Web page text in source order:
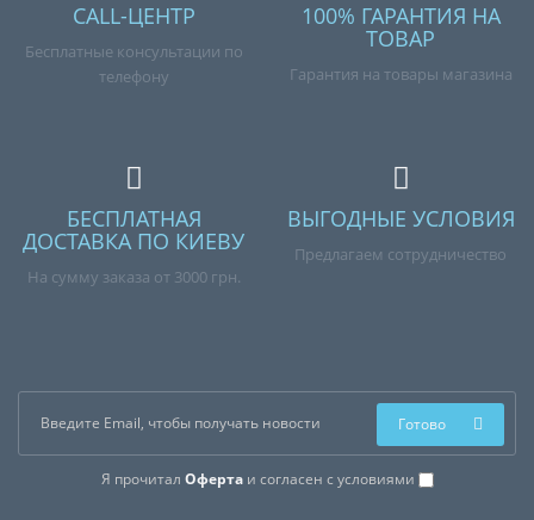
CALL-ЦЕНТР
Бесплатные консультации по
телефону
100% ГАРАНТИЯ НА
ТОВАР
Гарантия на товары магазина
БЕСПЛАТНАЯ
ДОСТАВКА ПО КИЕВУ
На сумму заказа от 3000 грн.
ВЫГОДНЫЕ УСЛОВИЯ
Предлагаем сотрудничество
Я прочитал Офертаи согласен с условиями
Готово